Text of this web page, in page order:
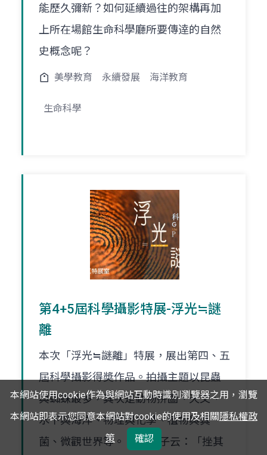
能歷久彌新？如何延續過往的架構再加
上所在場館生命科學廳所要傳逹的自然
史概念呢？
美學教育 永續發展 海洋教育
生命科學
第4+5屆科學攝影特展-浮光≒謎
離
本次「浮光≒謎離」特展，展出第四、五
屆科學攝影得奬作品。拍攝主題以昆蟲
與蜘蛛最多，其次是動物拼圖、天文、
水下與海洋、物理與化學、植物與真
菌、微觀世界等。 誠如老子云：「挫其
本網站使用cookie作為與網站互動時識別瀏覽器之用，瀏覽
本網站即表示您同意本網站對cookie的使用及相關隱私權政
策
確認